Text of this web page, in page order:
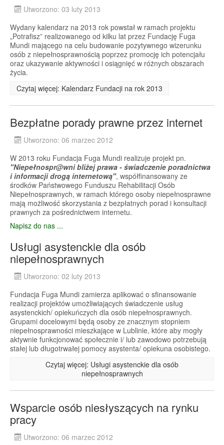
Utworzono: 03 luty 2013
Wydany kalendarz na 2013 rok powstał w ramach projektu
„Potrafisz” realizowanego od kilku lat przez Fundację Fuga
Mundi mającego na celu budowanie pozytywnego wizerunku
osób z niepełnosprawnością poprzez promocję ich potencjału
oraz ukazywanie aktywności i osiągnięć w różnych obszarach
życia.
Czytaj więcej: Kalendarz Fundacji na rok 2013
Bezpłatne porady prawne przez internet
Utworzono: 06 marzec 2012
W 2013 roku Fundacja Fuga Mundi realizuje projekt pn.
"Niepełnospr@wni bliżej prawa - świadczenie poradnictwa
i informacji drogą internetową", współfinansowany ze
środków Państwowego Funduszu Rehabilitacji Osób
Niepełnosprawnych, w ramach którego osoby niepełnosprawne
mają możliwość skorzystania z bezpłatnych porad i konsultacji
prawnych za pośrednictwem internetu.
Napisz do nas ...
Usługi asystenckie dla osób
niepełnosprawnych
Utworzono: 02 luty 2013
Fundacja Fuga Mundi zamierza aplikować o sfinansowanie
realizacji projektów umożliwiających świadczenie usług
asystenckich/ opiekuńczych dla osób niepełnosprawnych.
Grupami docelowymi będą osoby ze znacznym stopniem
niepełnosprawności mieszkające w Lublinie, które aby mogły
aktywnie funkcjonować społecznie i/ lub zawodowo potrzebują
stałej lub długotrwałej pomocy asystenta/ opiekuna osobistego.
Czytaj więcej: Usługi asystenckie dla osób
niepełnosprawnych
Wsparcie osób niesłyszących na rynku
pracy
Utworzono: 06 marzec 2012